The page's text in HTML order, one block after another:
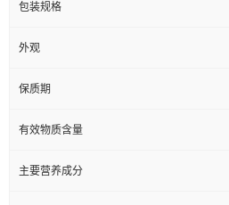
包装规格
外观
保质期
有效物质含量
主要营养成分